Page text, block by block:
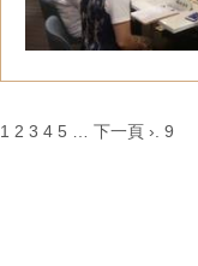
1 2 3 4 5 下一頁 › 9